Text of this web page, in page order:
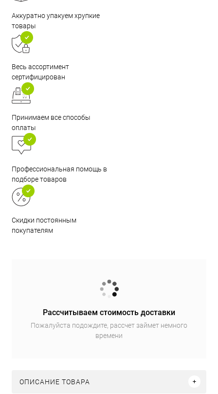
Аккуратно упакуем хрупкие
товары
Весь ассортимент
сертифицирован
Принимаем все способы
оплаты
Профессиональная помощь в
подборе товаров
Скидки постоянным
покупателям
Рассчитываем стоимость доставки
Пожалуйста подождите, рассчет займет немного
времени
ОПИСАНИЕ ТОВАРА